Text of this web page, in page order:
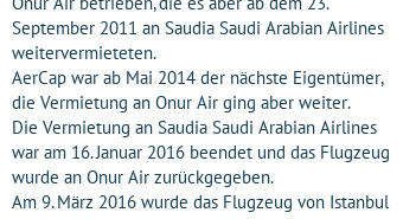
September 2011 an Saudia Saudi Arabian Airlines
weitervermieteten.
AerCap war ab Mai 2014 der nächste Eigentümer,
die Vermietung an Onur Air ging aber weiter.
Die Vermietung an Saudia Saudi Arabian Airlines
war am 16. Januar 2016 beendet und das Flugzeug
wurde an Onur Air zurückgegeben.
Am 9. März 2016 wurde das Flugzeug von Istanbul